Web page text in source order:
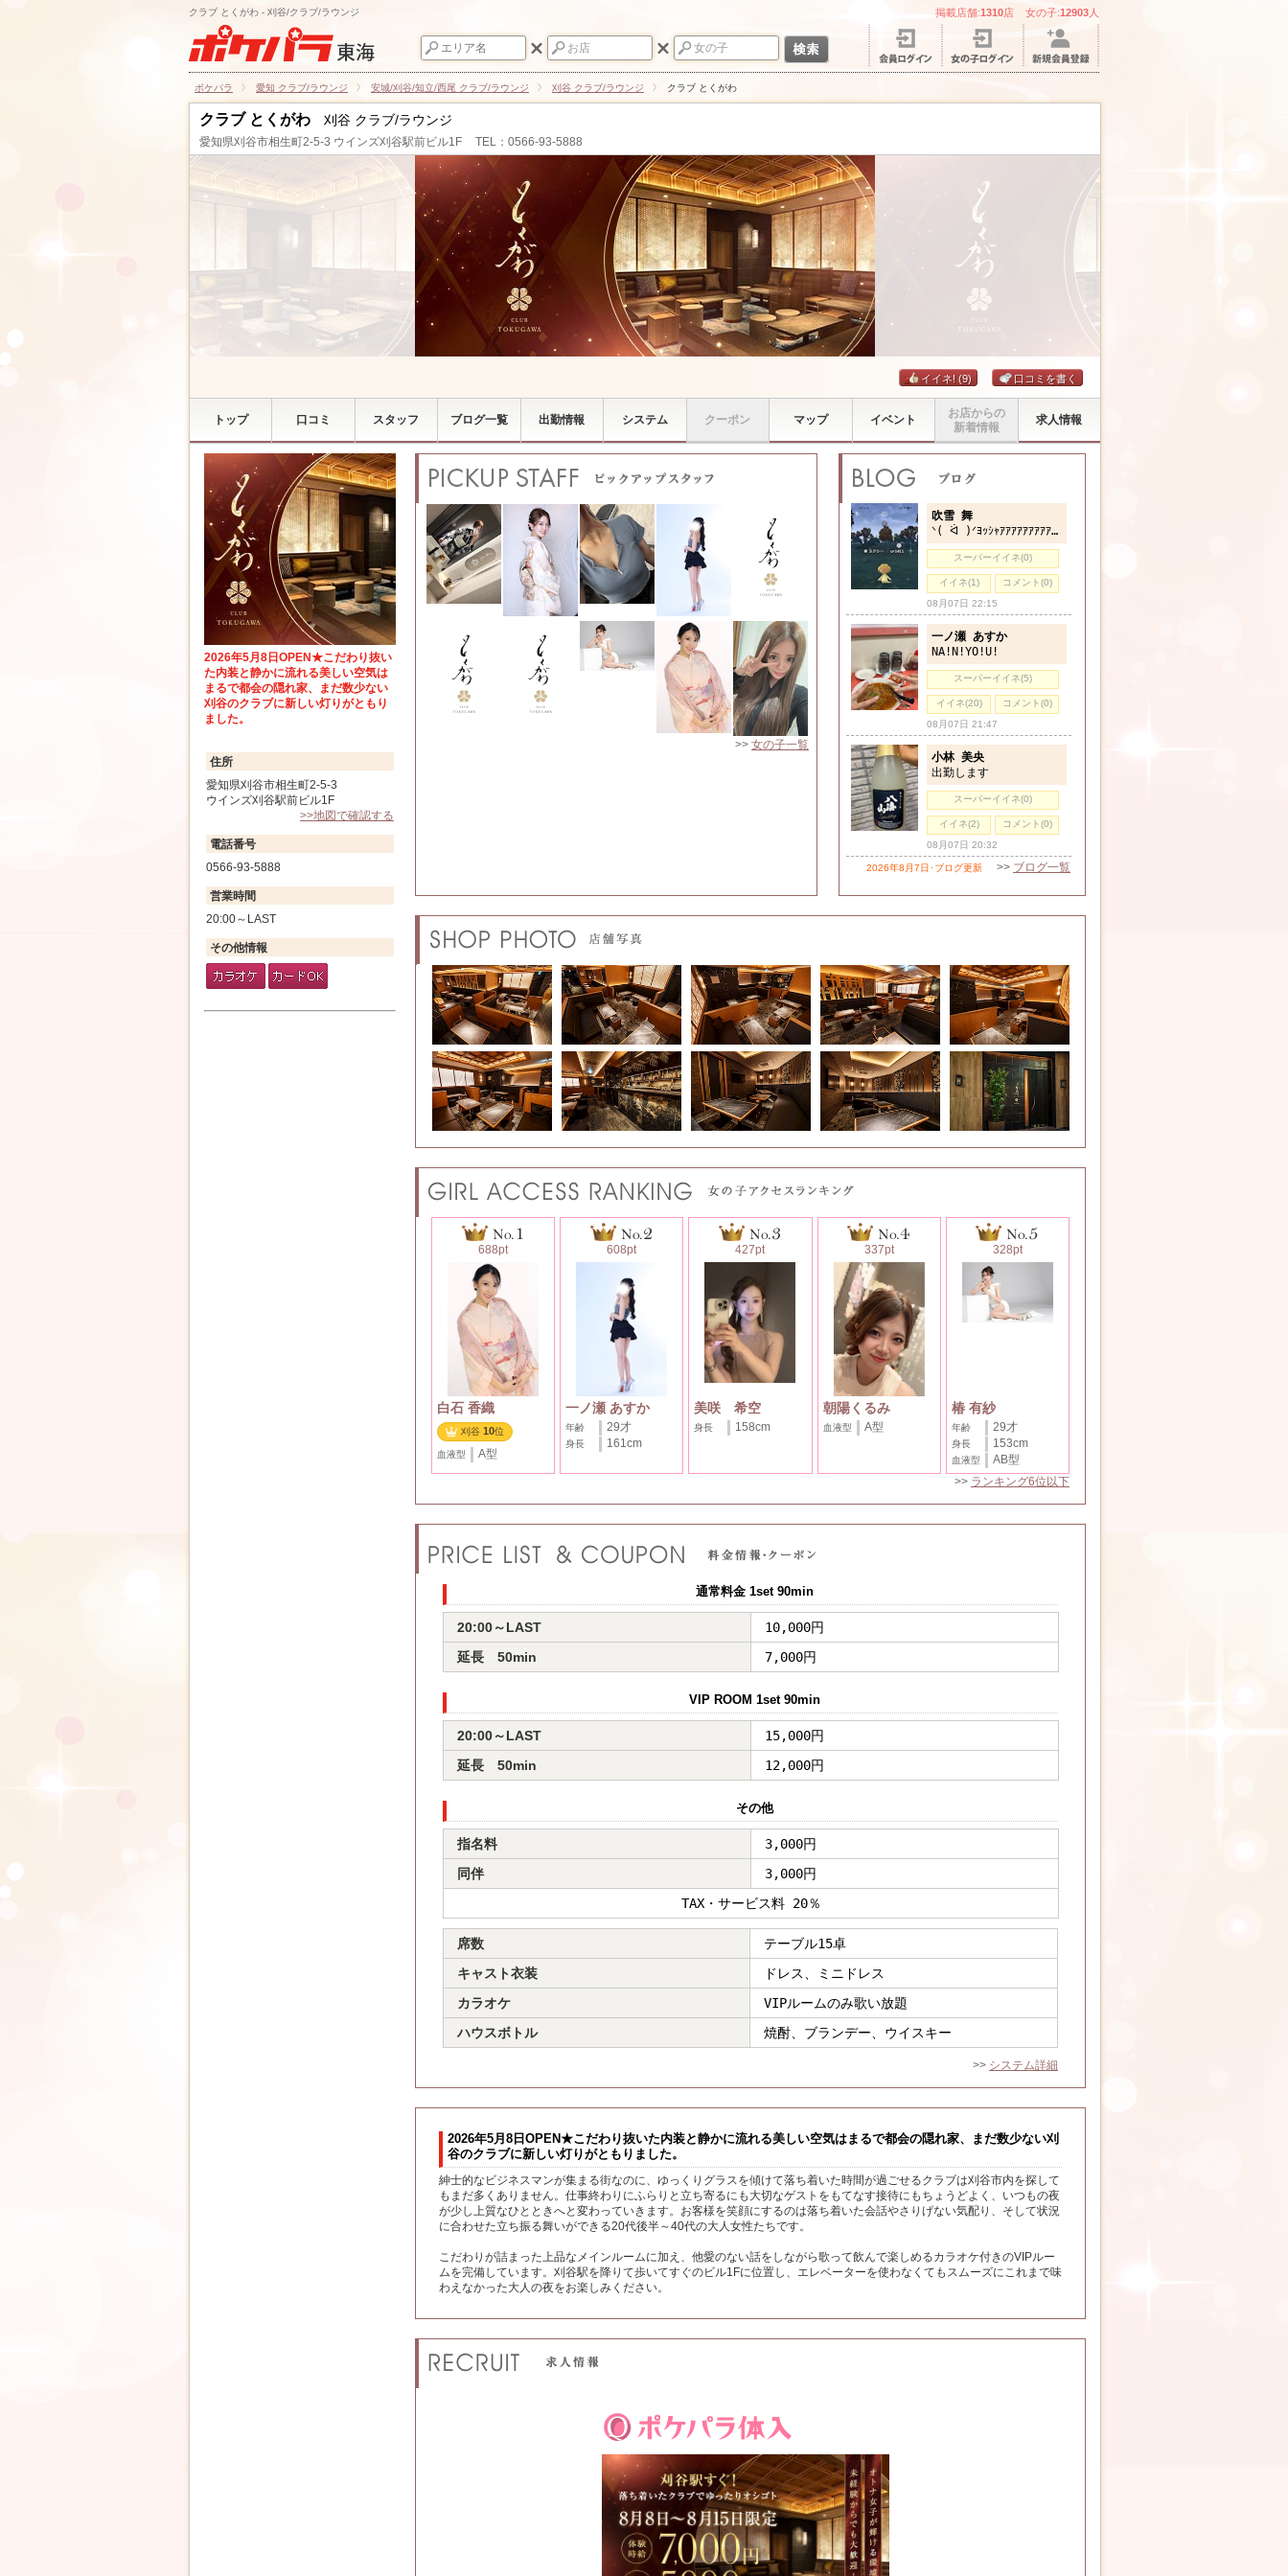
クラブ とくがわ - 刈谷/クラブ/ラウンジ 掲載店舗:1310店 女の子:12903 人
ポケパラ 愛知 クラブ/ラウンジ 安城/刈谷/知立/西尾 クラブ/ラウンジ 刈谷 クラブ/ラウンジ クラブ とくがわ
クラブ とくがわ 刈谷 クラブ/ラウンジ
愛知県刈谷市相生町2-5-3 ウインズ刈谷駅前ビル1F TEL：0566-93-5888
イイネ! (9) 口コミを書く
トップ 口コミ スタッフ ブログ一覧 出勤情報 システム クーポン マップ イベント
お店からの
新着情報
求人情報
>> 女の子一覧
吹雪 舞
ᐠ( ᐛ )ᐟﾖｯｼｬｱｱｱｱｱｱｱｱｱｱｱ
スーパーイイネ(0)
イイネ(1)
コメント(0)
08月07日 22:15
一ノ瀬 あすか
NA!N!YO!U!
スーパーイイネ(5)
イイネ(20)
コメント(0)
08月07日 21:47
小林 美央
出勤します
スーパーイイネ(0)
イイネ(2)
コメント(0)
08月07日 20:32
2026年8月7日･ブログ更新 >> ブログ一覧
688pt
白石 香織
刈谷 10位
血液型 A型
608pt
一ノ瀬 あすか
年齢 29才
身長 161cm
427pt
美咲 希空
身長 158cm
337pt
朝陽くるみ
血液型 A型
328pt
椿 有紗
年齢 29才
身長 153cm
血液型
AB型
>> ランキング6位以下
通常料金 1set 90min
20:00～LAST
10,000円
延長 50min
7,000円
VIP ROOM 1set 90min
20:00～LAST
15,000円
延長 50min
12,000円
その他
指名料
3,000円
同伴
3,000円
TAX・サービス料 20％
席数
テーブル15卓
キャスト衣装
ドレス、ミニドレス
カラオケ
VIPルームのみ歌い放題
ハウスボトル
焼酎、ブランデー、ウイスキー
>> システム詳細
2026年5月8日OPEN★こだわり抜いた内装と静かに流れる美しい空気はまるで都会の隠れ家、まだ数少ない刈
谷のクラブに新しい灯りがともりました。
紳士的なビジネスマンが集まる街なのに、ゆっくりグラスを傾けて落ち着いた時間が過ごせるクラブは刈谷市内を探して
もまだ多くありません。仕事終わりにふらりと立ち寄るにも大切なゲストをもてなす接待にもちょうどよく、いつもの夜
が少し上質なひとときへと変わっていきます。お客様を笑顔にするのは落ち着いた会話やさりげない気配り、そして状況
に合わせた立ち振る舞いができる20代後半～40代の大人女性たちです。
こだわりが詰まった上品なメインルームに加え、他愛のない話をしながら歌って飲んで楽しめるカラオケ付きのVIPルー
ムを完備しています。刈谷駅を降りて歩いてすぐのビル1Fに位置し、エレベーターを使わなくてもスムーズにこれまで味
わえなかった大人の夜をお楽しみください。
2026年5月8日OPEN★こだわり抜い
た内装と静かに流れる美しい空気は
まるで都会の隠れ家、まだ数少ない
刈谷のクラブに新しい灯りがともり
ました。
住所
愛知県刈谷市相生町2-5-3
ウインズ刈谷駅前ビル1F
>>地図で確認する
電話番号
0566-93-5888
営業時間
20:00～LAST
その他情報